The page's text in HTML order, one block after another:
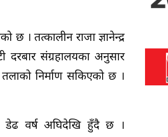
छ । तत्कालीन राजा ज्ञानेन्द्र
दरबार संग्रहालयका अनुसार
निर्माण सकिएको छ ।
डेढ वर्ष अघिदेखि हुँदै छ ।